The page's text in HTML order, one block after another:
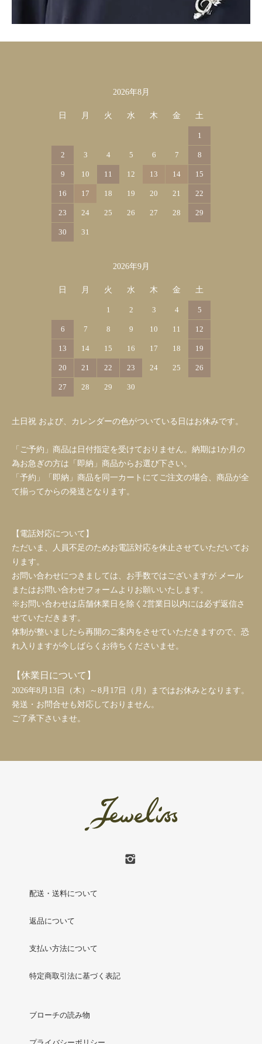
2026年8月
日 月 火 水 木 金 土
1
2 3 4 5 6 7 8
9 10 11 12 13 14 15
16 17 18 19 20 21 22
23 24 25 26 27 28 29
30 31
2026年9月
日 月 火 水 木 金 土
1 2 3 4 5
6 7 8 9 10 11 12
13 14 15 16 17 18 19
20 21 22 23 24 25 26
27 28 29 30
土日祝 および、カレンダーの色がついている日はお休みです。
「ご予約」商品は日付指定を受けておりません。納期は1か月の
為お急ぎの方は「即納」商品からお選び下さい。
「予約」「即納」商品を同一カートにてご注文の場合、商品が全
て揃ってからの発送となります。
【電話対応について】
ただいま、人員不足のためお電話対応を休止させていただいてお
ります。
お問い合わせにつきましては、お手数ではございますが メール
またはお問い合わせフォームよりお願いいたします。
※お問い合わせは店舗休業日を除く2営業日以内には必ず返信さ
せていただきます。
体制が整いましたら再開のご案内をさせていただきますので、恐
れ入りますが今しばらくお待ちくださいませ。
【休業日について】
2026年8月13日（木）～8月17日（月）まではお休みとなります。
発送・お問合せも対応しておりません。
ご了承下さいませ。
配送・送料について
返品について
支払い方法について
特定商取引法に基づく表記
ブローチの読み物